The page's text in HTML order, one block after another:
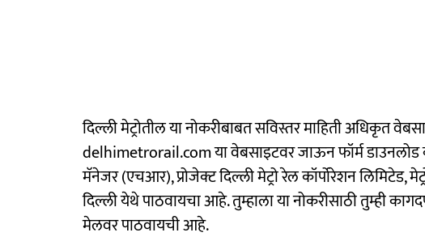
दिल्ली मेट्रोतील या नोकरीबाबत सविस्तर माहिती अधिकृत
delhimetrorail.com या वेबसाइटवर जाऊन फॉर्म
मॅनेजर (एचआर), प्रोजेक्ट दिल्ली मेट्रो रेल कॉर्पोरेशन लिमिटेड,
दिल्ली येथे पाठवायचा आहे. तुम्हाला या नोकरीसाठी तुम्ही
मेलवर पाठवायची आहे.